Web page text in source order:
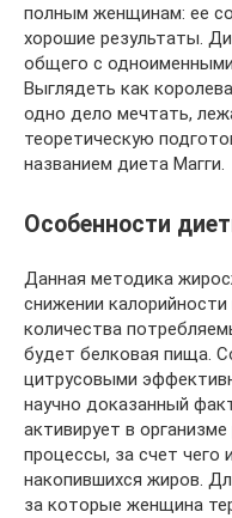
полным женщинам: ее
хорошие результаты.
общего с
Выглядеть как
одно дело мечтать,
теоретическую
названием диета Магги.
Особенности
Данная методика
снижении
количества
будет белковая пища.
цитрусовыми
научно доказанный
активирует в
процессы, за счет чего
накопившихся жиров.
за которые женщина